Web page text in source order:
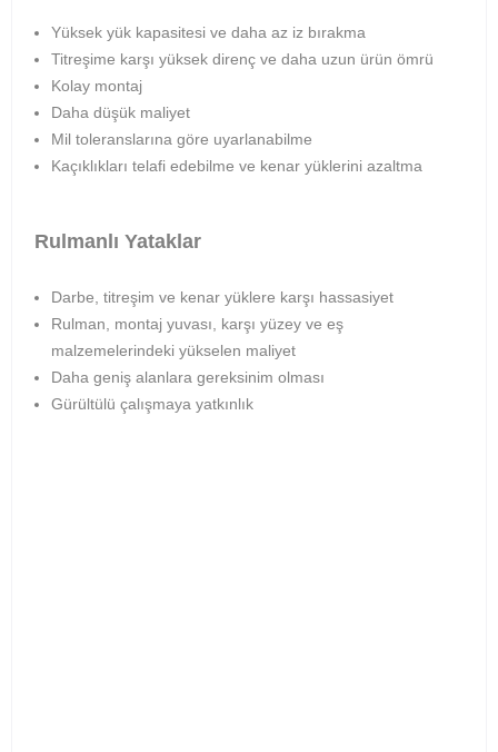
Yüksek yük kapasitesi ve daha az iz bırakma
Titreşime karşı yüksek direnç ve daha uzun ürün ömrü
Kolay montaj
Daha düşük maliyet
Mil toleranslarına göre uyarlanabilme
Kaçıklıkları telafi edebilme ve kenar yüklerini azaltma
Rulmanlı Yataklar
Darbe, titreşim ve kenar yüklere karşı hassasiyet
Rulman, montaj yuvası, karşı yüzey ve eş
malzemelerindeki yükselen maliyet
Daha geniş alanlara gereksinim olması
Gürültülü çalışmaya yatkınlık